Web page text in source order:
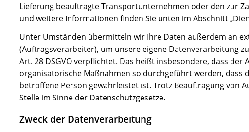
Lieferung beauftragte Transportunternehmen oder den zur
und weitere Informationen finden Sie unten im Abschnitt
Unter Umständen übermitteln wir Ihre Daten außerdem an
(Auftragsverarbeiter), um unsere eigene Datenverarbeitung
Art. 28 DSGVO verpflichtet. Das heißt insbesondere, dass
organisatorische Maßnahmen so durchgeführt werden, dass
betroffene Person gewährleistet ist. Trotz Beauftragung von
Stelle im Sinne der Datenschutzgesetze.
Zweck der Datenverarbeitung